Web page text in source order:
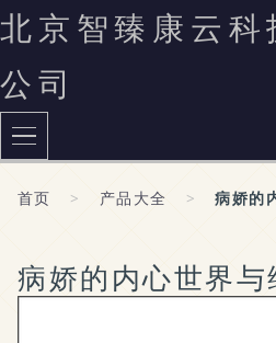
北京智臻康云科
公司
首页 > 产品大全 > 病娇的
病娇的内心世界与